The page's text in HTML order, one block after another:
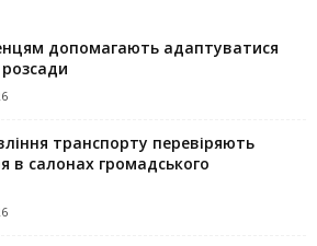
допомагають адаптуватися
транспорту перевіряють
в салонах громадського